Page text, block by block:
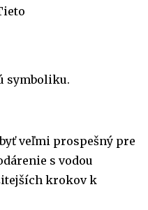
symboliku.
veľmi prospešný pre
s vodou
krokov k